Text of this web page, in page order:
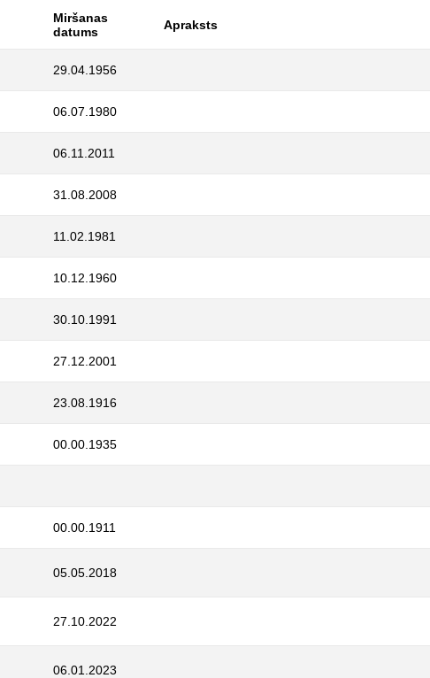
Miršanas
datums
Apraksts
29.04.1956
06.07.1980
06.11.2011
31.08.2008
11.02.1981
10.12.1960
30.10.1991
27.12.2001
23.08.1916
00.00.1935
00.00.1911
05.05.2018
27.10.2022
06.01.2023